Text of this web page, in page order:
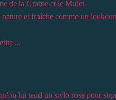
de la Graine et le Mulet.
et fraîche comme un
...
lui tend un stylo rose pour